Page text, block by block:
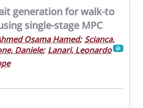
generation for walk-to
single-stage MPC
Osama Hamed; Scianca,
Daniele; Lanari, Leonardo